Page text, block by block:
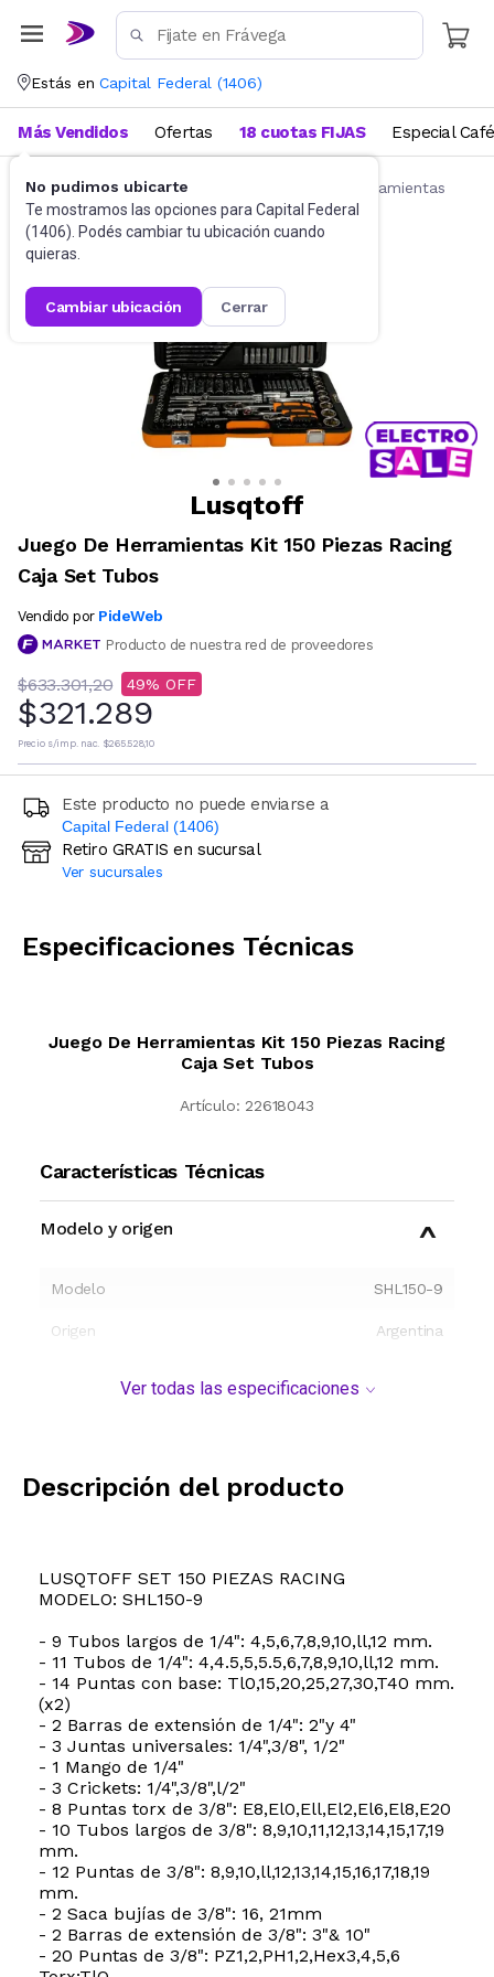
Estás en Capital Federal (1406)
No pudimos ubicarte
Te mostramos las opciones para Capital Federal
(1406). Podés cambiar tu ubicación cuando
quieras.
cambiar ubicación cerrar
Más Vendidos Ofertas 18 cuotas FIJAS Especial Café
Herramientas manuales Kits y juego de herramientas
Lusqtoff
Juego De Herramientas Kit 150 Piezas Racing
Caja Set Tubos
Vendido por PideWeb
Producto de nuestra red de proveedores
$633.301,20 49
$321.289
Precio s/imp. nac. $265.528,10
Este producto no puede enviarse a
Capital Federal (1406)
Ingresá código postal (sólo números)
Retiro GRATIS en sucursal
Ver sucursales
Especificaciones Técnicas
Juego De Herramientas Kit 150 Piezas Racing
Caja Set Tubos
Artículo: 22618043
Características Técnicas
Modelo y origen
Modelo SHL150-9
Origen Argentina
Ver todas las especificaciones
Descripción del producto
LUSQTOFF SET 150 PIEZAS RACING
MODELO: SHL150-9
- 9 Tubos largos de 1/4": 4,5,6,7,8,9,10,ll,12 mm.
- 11 Tubos de 1/4": 4,4.5,5,5.5,6,7,8,9,10,ll,12 mm.
- 14 Puntas con base: Tl0,15,20,25,27,30,T40 mm.
(x2)
- 2 Barras de extensión de 1/4": 2"y 4"
- 3 Juntas universales: 1/4",3/8", 1/2"
- 1 Mango de 1/4"
- 3 Crickets: 1/4",3/8",l/2"
- 8 Puntas torx de 3/8": E8,El0,Ell,El2,El6,El8,E20
- 10 Tubos largos de 3/8": 8,9,10,11,12,13,14,15,17,19
mm.
- 12 Puntas de 3/8": 8,9,10,ll,12,13,14,15,16,17,18,19
mm.
- 2 Saca bujías de 3/8": 16, 21mm
- 2 Barras de extensión de 3/8": 3"& 10"
- 20 Puntas de 3/8": PZ1,2,PH1,2,Hex3,4,5,6